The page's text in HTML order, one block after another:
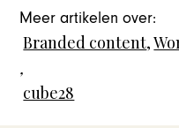
Meer artikelen over:
Branded content,
,
cube28